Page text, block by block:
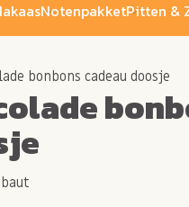
NotenpakketPitten &
bonbons cadeau doosje